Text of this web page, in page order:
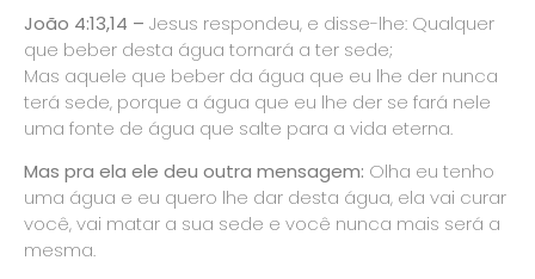
João 4:13,14 – Jesus respondeu, e disse-lhe: Qualquer
que beber desta água tornará a ter sede;
Mas aquele que beber da água que eu lhe der nunca
terá sede, porque a água que eu lhe der se fará nele
uma fonte de água que salte para a vida eterna.
Mas pra ela ele deu outra mensagem: Olha eu tenho
uma água e eu quero lhe dar desta água, ela vai curar
você, vai matar a sua sede e você nunca mais será a
mesma.